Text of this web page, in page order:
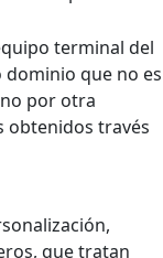
terminal del
que no es
por otra
obtenidos través
que tratan